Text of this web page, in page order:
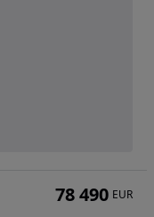
78 490 EUR